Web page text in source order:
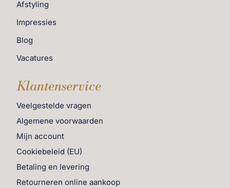
Afstyling
Impressies
Blog
Vacatures
Klantenservice
Veelgestelde vragen
Algemene voorwaarden
Mijn account
Cookiebeleid (EU)
Betaling en levering
Retourneren online aankoop